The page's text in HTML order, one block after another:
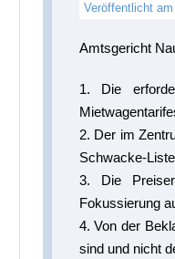
Veröffentlicht am
Amtsgericht
1. Die
2. Der im
Schwacke-
3. Die
Fokussierung
4. Von der
sind und nicht